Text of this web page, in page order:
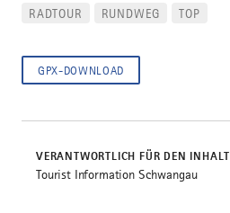
RADTOUR RUNDWEG TOP
GPX-DOWNLOAD
VERANTWORTLICH FÜR DEN INHALT
Tourist Information Schwangau